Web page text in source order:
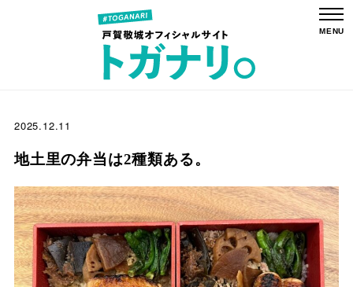
2025.12.11
地土里の弁当は2種類ある。